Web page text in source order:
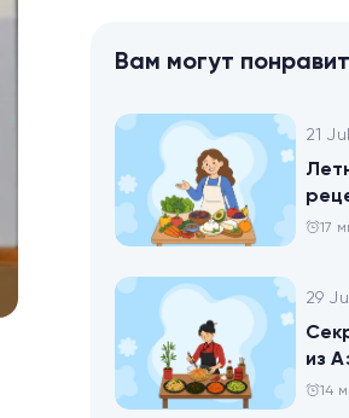
Вам могут
21
17
29
из
14